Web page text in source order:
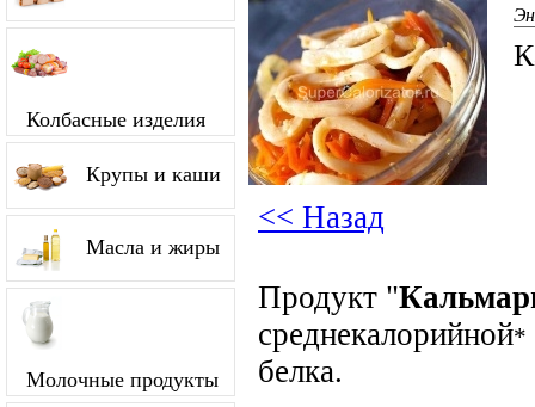
Колбасные изделия
Крупы и каши
Масла и жиры
Молочные продукты
<< Назад
Продукт "
среднекалорийной*
белка.